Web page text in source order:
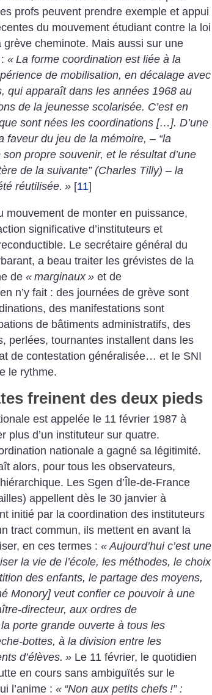
profs peuvent prendre exemple et appui
du mouvement étudiant contre la loi
grève cheminote. Mais aussi sur une
« La forme coordination est liée à la
de mobilisation, en décalage avec
qui apparaît dans les années 1968 au
de la jeunesse scolarisée. C’est en
sont nées les coordinations […]. D’une
faveur du jeu de la mémoire, – “la
propre souvenir, et le résultat d’une
de la suivante” (Charles Tilly) – la
réutilisée. » [11]
mouvement de monter en puissance,
significative d’instituteurs et
Le secrétaire général du
a beau traiter les grévistes de la
de « marginaux » et de
n’y fait : des journées de grève sont
des manifestations sont
de bâtiments administratifs, des
perlées, tournantes installent dans les
de contestation généralisée… et le SNI
le rythme.
freinent des deux pieds
est appelée le 11 février 1987 à
plus d’un instituteur sur quatre.
nationale a gagné sa légitimité.
alors, pour tous les observateurs,
Les Sgen d’Île-de-France
appellent dès le 30 janvier à
initié par la coordination des instituteurs
tract commun, ils mettent en avant la
en ces termes : « Aujourd’hui c’est une
la vie de l’école, les méthodes, le choix
des enfants, le partage des moyens,
Monory] veut confier ce pouvoir à une
directeur, aux ordres de
la porte grande ouverte à tous les
bottes, à la division entre les
d’élèves. » Le 11 février, le quotidien
en cours sans ambiguïtés sur le
l’anime : « “Non aux petits chefs !” :